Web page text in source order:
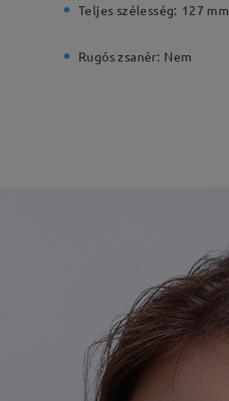
Teljes szélesség: 127 mm
Rugós zsanér: Nem